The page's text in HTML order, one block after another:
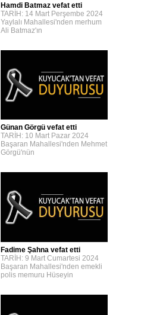
Hamdi Batmaz vefat etti
TARİH: 14 Mart Perşembe 2024
Yaylalı Mahallesi'nden merhum
Ali Batmaz'ın
Günan Görgü vefat etti
TARİH: 10 Mart Pazar 2024
Başaran Mahallesi'nden Mehmet
Görgü'nün
Fadime Şahna vefat etti
TARİH: 9 Mart Cumartesi 2024
Başaran Mahallesi'nden emekli
polis memuru Hüseyin